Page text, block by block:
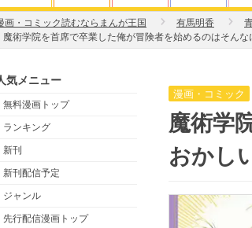
画・コミック読むならまんが王国 有馬明香
魔術学院を首席で卒業した俺が冒険者を始めるのはそん
気メニュー
無料漫画トップ
ランキング
新刊
新刊配信予定
ジャンル
先行配信漫画トップ
漫画・コミック
魔術学
おかし